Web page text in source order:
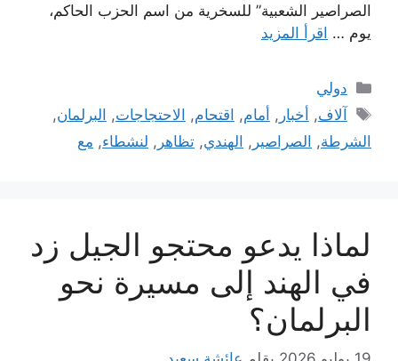
الصراصير الشعبية” للسخرية من اسم الحزب الحاكم،
يوم … اقرأ المزيد
التصنيفات
دولي
الوسوم
آلاف, أخبار , أمام, اقتحام, الاحتجاجات, البرلمان,
الشرطة, الصراصير , الهندي, تظاهر , لنشطاء, مع
لماذا يدعو محتجو الجيل زد
في الهند إلى مسيرة نحو
البرلمان؟